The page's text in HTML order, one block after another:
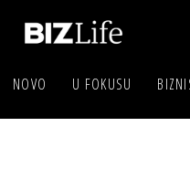
NOVO U FOKUSU